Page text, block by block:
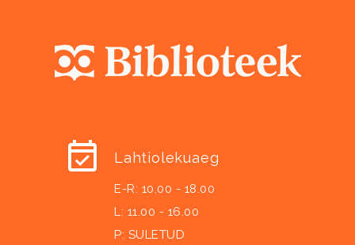
Lahtiolekuaeg
E-R: 10.00 - 18.00
L: 11.00 - 16.00
P: SULETUD